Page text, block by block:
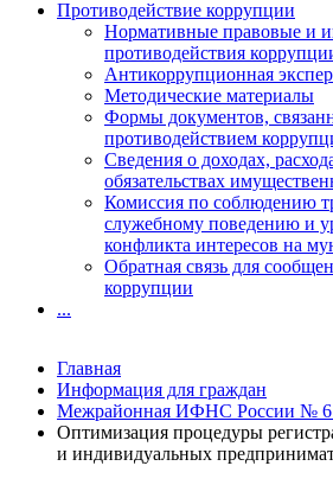
Противодействие коррупции
Нормативные правовые и
противодействия
Антикоррупционная
Методические материалы
Формы документов,
противодействием
Сведения о доходах,
обязательствах
Комиссия по соблюдению
служебному поведению и
конфликта интересов на
Обратная связь для
коррупции
...
Главная
Информация для граждан
Межрайонная ИФНС России № 6
Оптимизация процедуры
и индивидуальных